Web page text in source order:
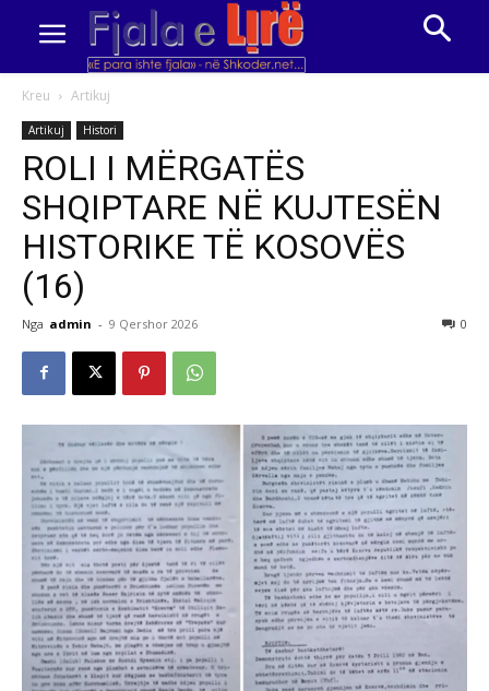
Kreu Artikuj
Artikuj Histori
ROLI I MËRGATËS
SHQIPTARE NË KUJTESËN
HISTORIKE TË KOSOVËS
(16)
Nga admin - 9 Qershor 2026 0